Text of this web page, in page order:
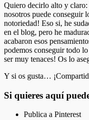
Quiero decirlo alto y
nosotros puede conseguir
notoriedad! Eso si, he
en el blog, pero he
acabaron esos
podemos conseguir todo
ser muy tenaces! Os lo
Y si os gusta…
Si quieres aquí
Publica a Pinterest